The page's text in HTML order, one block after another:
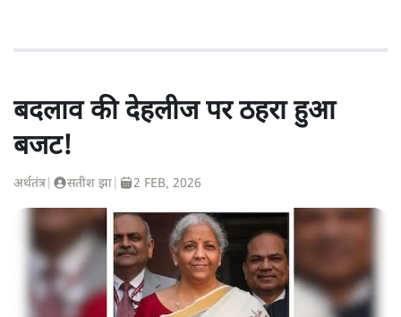
बदलाव की देहलीज पर ठहरा हुआ
बजट!
अर्थतंत्र सतीश झा 2 FEB, 2026